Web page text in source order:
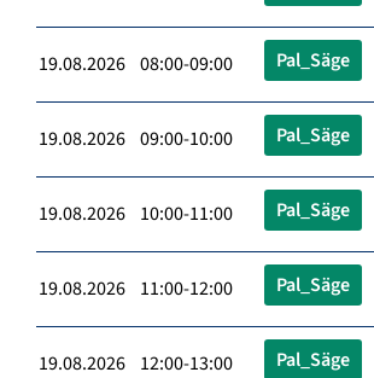
19.08.2026 08:00-09:00 Pal_Säge
19.08.2026 09:00-10:00 Pal_Säge
19.08.2026 10:00-11:00 Pal_Säge
19.08.2026 11:00-12:00 Pal_Säge
19.08.2026 12:00-13:00 Pal_Säge